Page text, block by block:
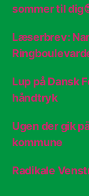
sommer til
Læserbrev:
Lup på Dansk
håndtryk
Ugen der gik
kommune
Radikale